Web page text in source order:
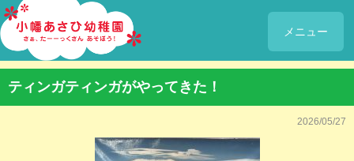
メニュー
ティンガティンガがやってきた！
2026/05/27